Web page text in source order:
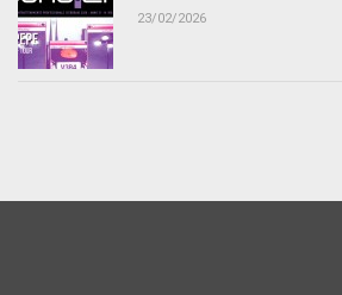
23/02/2026